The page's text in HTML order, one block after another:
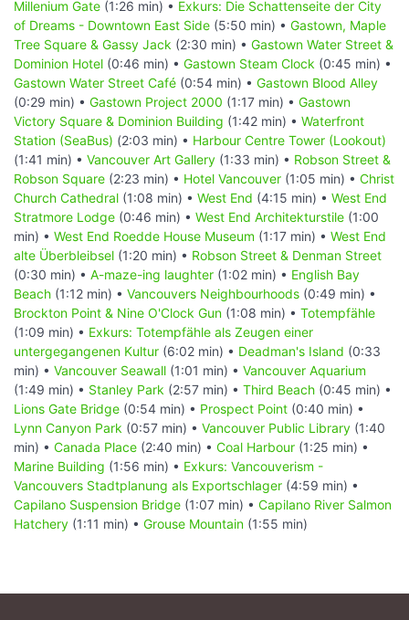
Millenium Gate (1:26 min) • Exkurs: Die Schattenseite der City
of Dreams - Downtown East Side (5:50 min) • Gastown, Maple
Tree Square & Gassy Jack (2:30 min) • Gastown Water Street &
Dominion Hotel (0:46 min) • Gastown Steam Clock (0:45 min) •
Gastown Water Street Café (0:54 min) • Gastown Blood Alley
(0:29 min) • Gastown Project 2000 (1:17 min) • Gastown
Victory Square & Dominion Building (1:42 min) • Waterfront
Station (SeaBus) (2:03 min) • Harbour Centre Tower (Lookout)
(1:41 min) • Vancouver Art Gallery (1:33 min) • Robson Street &
Robson Square (2:23 min) • Hotel Vancouver (1:05 min) • Christ
Church Cathedral (1:08 min) • West End (4:15 min) • West End
Stratmore Lodge (0:46 min) • West End Architekturstile (1:00
min) • West End Roedde House Museum (1:17 min) • West End
alte Überbleibsel (1:20 min) • Robson Street & Denman Street
(0:30 min) • A-maze-ing laughter (1:02 min) • English Bay
Beach (1:12 min) • Vancouvers Neighbourhoods (0:49 min) •
Brockton Point & Nine O'Clock Gun (1:08 min) • Totempfähle
(1:09 min) • Exkurs: Totempfähle als Zeugen einer
untergegangenen Kultur (6:02 min) • Deadman's Island (0:33
min) • Vancouver Seawall (1:01 min) • Vancouver Aquarium
(1:49 min) • Stanley Park (2:57 min) • Third Beach (0:45 min) •
Lions Gate Bridge (0:54 min) • Prospect Point (0:40 min) •
Lynn Canyon Park (0:57 min) • Vancouver Public Library (1:40
min) • Canada Place (2:40 min) • Coal Harbour (1:25 min) •
Marine Building (1:56 min) • Exkurs: Vancouverism -
Vancouvers Stadtplanung als Exportschlager (4:59 min) •
Capilano Suspension Bridge (1:07 min) • Capilano River Salmon
Hatchery (1:11 min) • Grouse Mountain (1:55 min)